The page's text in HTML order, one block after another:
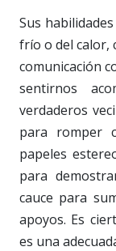
Sus
frío o del calor,
comunicación
sentirnos
verdaderos
para romper
papeles
para
cauce para
apoyos. Es
es una